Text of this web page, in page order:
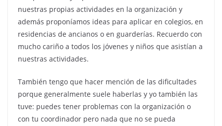
nuestras propias actividades en la organización y
además proponíamos ideas para aplicar en colegios, en
residencias de ancianos o en guarderías. Recuerdo con
mucho cariño a todos los jóvenes y niños que asistían a
nuestras actividades.
También tengo que hacer mención de las dificultades
porque generalmente suele haberlas y yo también las
tuve: puedes tener problemas con la organización o
con tu coordinador pero nada que no se pueda